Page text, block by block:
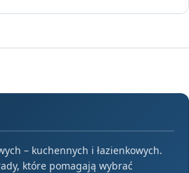
– kuchennych i łazienkowych.
które pomagają wybrać